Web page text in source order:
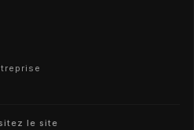
le site